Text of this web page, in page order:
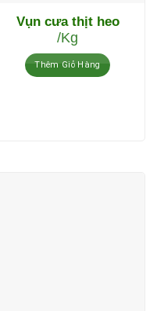
Vụn cưa thịt heo
/Kg
Thêm Giỏ Hàng